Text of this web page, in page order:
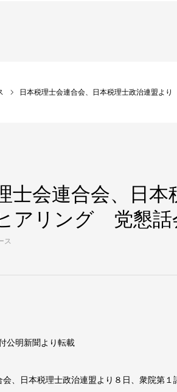
日本税理士会連合会、日本税理士政治連盟よ
士会連合会、日
アリング 党懇話
ス
公明新聞より転載
会、日本税理士政治連盟より８日、衆院第